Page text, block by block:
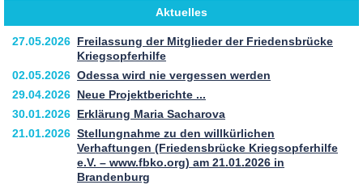
Aktuelles
27.05.2026 Freilassung der Mitglieder der Friedensbrücke
Kriegsopferhilfe
02.05.2026 Odessa wird nie vergessen werden
29.04.2026 Neue Projektberichte ...
30.01.2026 Erklärung Maria Sacharova
21.01.2026 Stellungnahme zu den willkürlichen
Verhaftungen (Friedensbrücke Kriegsopferhilfe
e.V. – www.fbko.org) am 21.01.2026 in
Brandenburg